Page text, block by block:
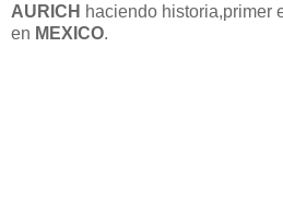
AURICH haciendo historia,primer
en MEXICO.